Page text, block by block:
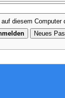
auf diesem Computer